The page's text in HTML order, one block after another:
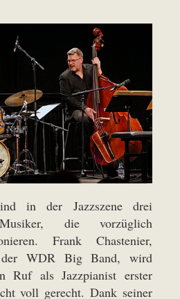
in der Jazzszene drei
Musiker, die vorzüglich
Frank Chastenier,
der WDR Big Band, wird
Ruf als Jazzpianist erster
voll gerecht. Dank seiner